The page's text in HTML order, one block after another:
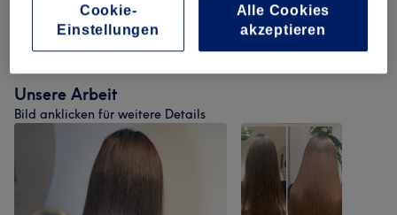
Herren - Farbe & Grauhaarkaschierung (1)
Unsere Arbeit
Bild anklicken für weitere Details
Cookie-
Einstellungen
Alle Cookies
akzeptieren